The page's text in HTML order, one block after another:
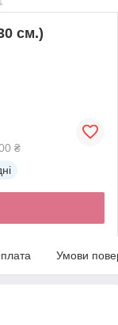
см.)
₴
Умови